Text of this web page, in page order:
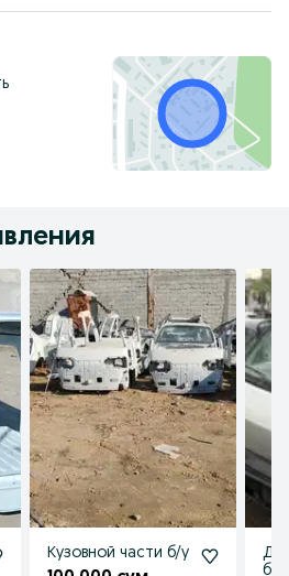
Кузовной части б/у